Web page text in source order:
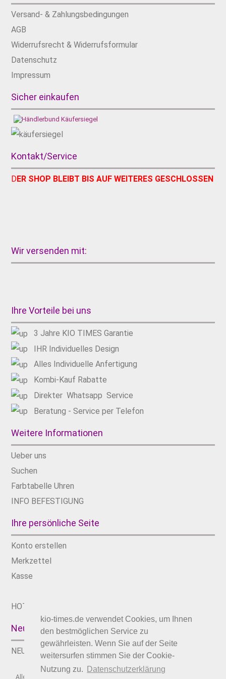
kio-times.de verwendet Cookies, um Ihnen
den bestmöglichen Service zu
gewährleisten. Wenn Sie auf der Seite
weitersurfen stimmen Sie der Cookie-
Nutzung zu.
Datenschutzerklärung
Versand- & Zahlungsbedingungen
AGB
Widerrufsrecht & Widerrufsformular
Datenschutz
Impressum
Sicher einkaufen
Kontakt/Service
DER SHOP BLEIBT BIS AUF WEITERES GESCHLOSSEN
Wir versenden mit:
Ihre Vorteile bei uns
3 Jahre KIO TIMES Garantie
IHR Individuelles Design
Alles Individuelle Anfertigung
Kombi-Kauf Rabatte
Direkter Whatsapp Service
Beratung - Service per Telefon
Weitere Informationen
Ueber uns​
Suchen
Farbtabelle Uhren
INFO BEFESTIGUNG
Ihre persönliche Seite
Konto erstellen
Merkzettel
Kasse
HOT SALE %
Neu Eingetroffen
NEUE ARTIKEL
Alle Preise verstehen sich inkl. Mehrwertsteuer, soweit nicht anders